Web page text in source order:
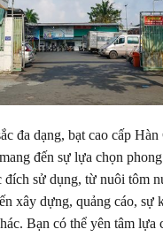
đa dạng, bạt cao cấp Hàn
đến sự lựa chọn
đích sử dụng, từ nuôi tôm
xây dựng, quảng cáo, sự
Bạn có thể yên tâm lựa